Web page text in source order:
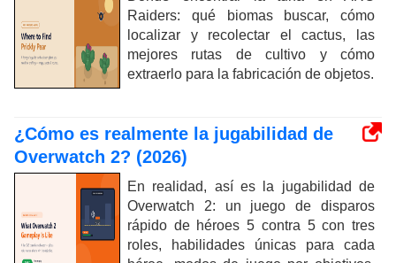
Raiders: qué biomas buscar, cómo
localizar y recolectar el cactus, las
mejores rutas de cultivo y cómo
extraerlo para la fabricación de objetos.
¿Cómo es realmente la jugabilidad de
Overwatch 2? (2026)
En realidad, así es la jugabilidad de
Overwatch 2: un juego de disparos
rápido de héroes 5 contra 5 con tres
roles, habilidades únicas para cada